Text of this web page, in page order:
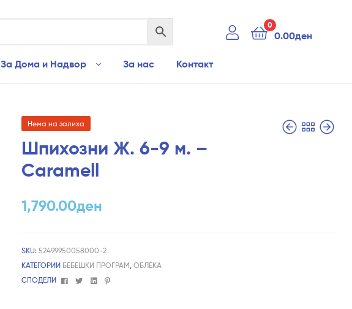
0
0.00ден
За Дома и Надвор За нас Контакт
Нема на залиха
Шпихозни Ж. 6-9 м. –
Caramell
1,790.00ден
SKU:52499950058000-2
КАТЕГОРИИ БЕБЕШКИ ПРОГРАМ ,ОБЛЕКА
СПОДЕЛИ
FacebookTwitterLinkedin
Pinterest